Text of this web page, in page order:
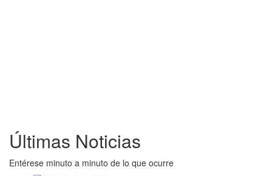
Últimas Noticias
Entérese minuto a minuto de lo que ocurre